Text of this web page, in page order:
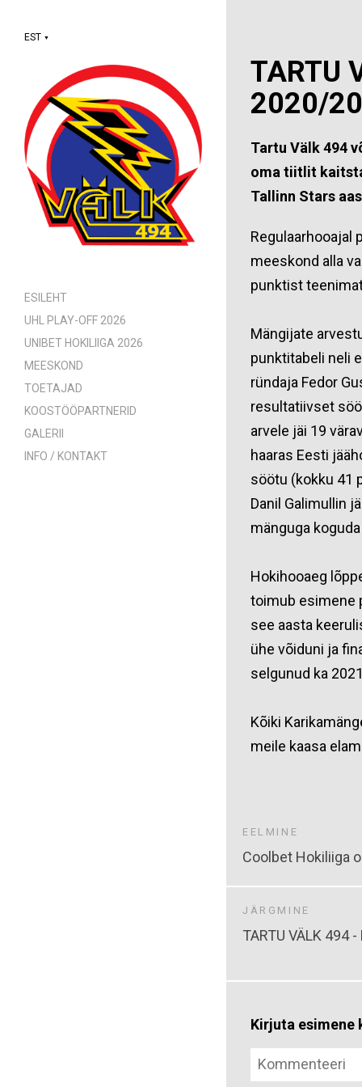
EST ▼
ESILEHT
UHL PLAY-OFF 2026
UNIBET HOKILIIGA 2026
MEESKOND
TOETAJAD
KOOSTÖÖPARTNERID
GALERII
INFO / KONTAKT
TARTU
2020/
Tartu Välk 494
oma tiitlit
Tallinn Stars
Regulaarhooajal
meeskond alla
punktist
Mängijate
punktitabeli neli
ründaja Fedor
resultatiivset
arvele jäi 19
haaras Eesti
söötu (kokku 41
Danil Galimullin
mänguga
Hokihooaeg
toimub esimene
see aasta
ühe võiduni ja
selgunud ka
Kõiki
meile kaasa
EELMINE
Coolbet Hokiliiga
JÄRGMINE
TARTU VÄLK 494
Kirjuta esimene